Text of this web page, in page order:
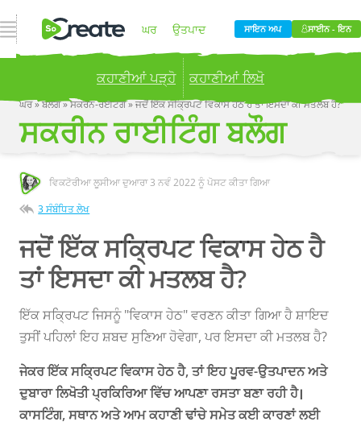
ਨੈਵੀਗੇਸ਼ਨ ਖੋਲ੍ਹੋ ਘਰ ਉਤਪਾਦ
ਕੀਮਤ ਬਲੌਗ
ਕੰਪਨੀ
ਸਾਇਨ ਅਪ ਸਾਈਨ - ਇਨ
ਕਹਾਣੀਆਂ ਪੜ੍ਹੋ ਕਹਾਣੀਆਂ ਲਿਖੋ
Publish your stories to a global audience.
now!
ਘਰ»ਬਲਗ»ਸਕਰਨ-ਰਈਟਗ»ਜਦੋਂ ਇੱਕ ਸਕ੍ਰਿਪਟ ਵਿਕਾਸ ਹੇਠ ਹੈ ਤਾਂ ਇਸਦਾ ਕੀ ਮਤਲਬ ਹੈ?
ਸਕਰੀਨ ਰਾਈਟਿੰਗ ਬਲੌਗ
ਵਿਕਟੋਰੀਆ ਲੂਸੀਆ ਦੁਆਰਾ3 ਨਵੰ 2022 ਨੂੰ ਪੋਸਟ ਕੀਤਾ ਗਿਆ
3 ਸੰਬੰਧਿਤ ਲੇਖ
ਜਦੋਂ ਇੱਕ ਸਕ੍ਰਿਪਟ ਵਿਕਾਸ ਹੇਠ ਹੈ
ਤਾਂ ਇਸਦਾ ਕੀ ਮਤਲਬ ਹੈ?
ਇੱਕ ਸਕ੍ਰਿਪਟ ਜਿਸਨੂੰ "ਵਿਕਾਸ ਹੇਠ" ਵਰਣਨ ਕੀਤਾ ਗਿਆ ਹੈ ਸ਼ਾਇਦ
ਤੁਸੀਂ ਪਹਿਲਾਂ ਇਹ ਸ਼ਬਦ ਸੁਣਿਆ ਹੋਵੇਗਾ, ਪਰ ਇਸਦਾ ਕੀ ਮਤਲਬ ਹੈ?
ਜੇਕਰ ਇੱਕ ਸਕ੍ਰਿਪਟ ਵਿਕਾਸ ਹੇਠ ਹੈ, ਤਾਂ ਇਹ ਪੂਰਵ-ਉਤਪਾਦਨ ਅਤੇ
ਦੁਬਾਰਾ ਲਿਖੋਤੀ ਪ੍ਰਕਿਰਿਆ ਵਿੱਚ ਆਪਣਾ ਰਸਤਾ ਬਣਾ ਰਹੀ ਹੈ।
ਕਾਸਟਿੰਗ, ਸਥਾਨ ਅਤੇ ਆਮ ਕਹਾਣੀ ਢਾਂਚੇ ਸਮੇਤ ਕਈ ਕਾਰਣਾਂ ਲਈ